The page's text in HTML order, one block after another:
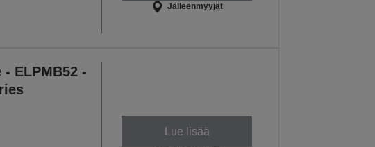
Jälleenmyyjät
ELPMB52 -
Lue lisää